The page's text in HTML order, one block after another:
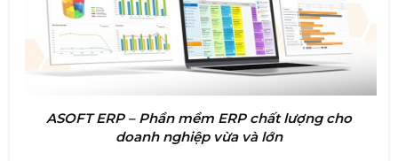
ASOFT ERP – Phần mềm ERP chất lượng cho
doanh nghiệp vừa và lớn